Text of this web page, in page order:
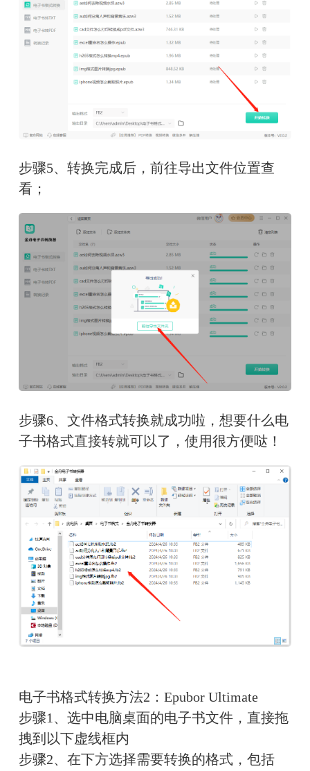
步骤5、转换完成后，前往导出文件位置查
看；
步骤6、文件格式转换就成功啦，想要什么电
子书格式直接转就可以了，使用很方便哒！
电子书格式转换方法2：Epubor Ultimate
步骤1、选中电脑桌面的电子书文件，直接拖
拽到以下虚线框内
步骤2、在下方选择需要转换的格式，包括